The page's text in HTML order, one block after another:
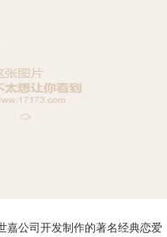
嘉公司开发制作的著名经典恋爱